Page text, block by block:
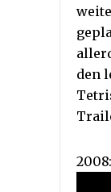
den
2008: